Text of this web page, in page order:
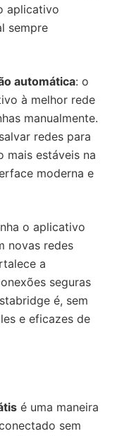
aplicativo
sempre
automática: o
à melhor rede
manualmente.
redes para
mais estáveis na
moderna e
o aplicativo
novas redes
a
seguras
é, sem
e eficazes de
é uma maneira
sem